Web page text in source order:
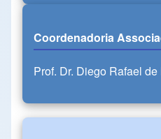
Coordenadoria
Prof. Dr. Diego Rafael